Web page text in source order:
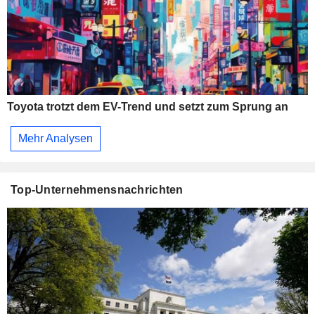
Toyota trotzt dem EV-Trend und setzt zum Sprung an
Mehr Analysen
Top-Unternehmensnachrichten